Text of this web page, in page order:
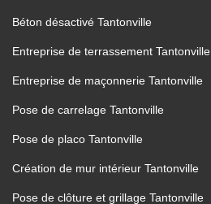
Béton désactivé Tantonville
Entreprise de terrassement Tantonville
Entreprise de maçonnerie Tantonville
Pose de carrelage Tantonville
Pose de placo Tantonville
Création de mur intérieur Tantonville
Pose de clôture et grillage Tantonville